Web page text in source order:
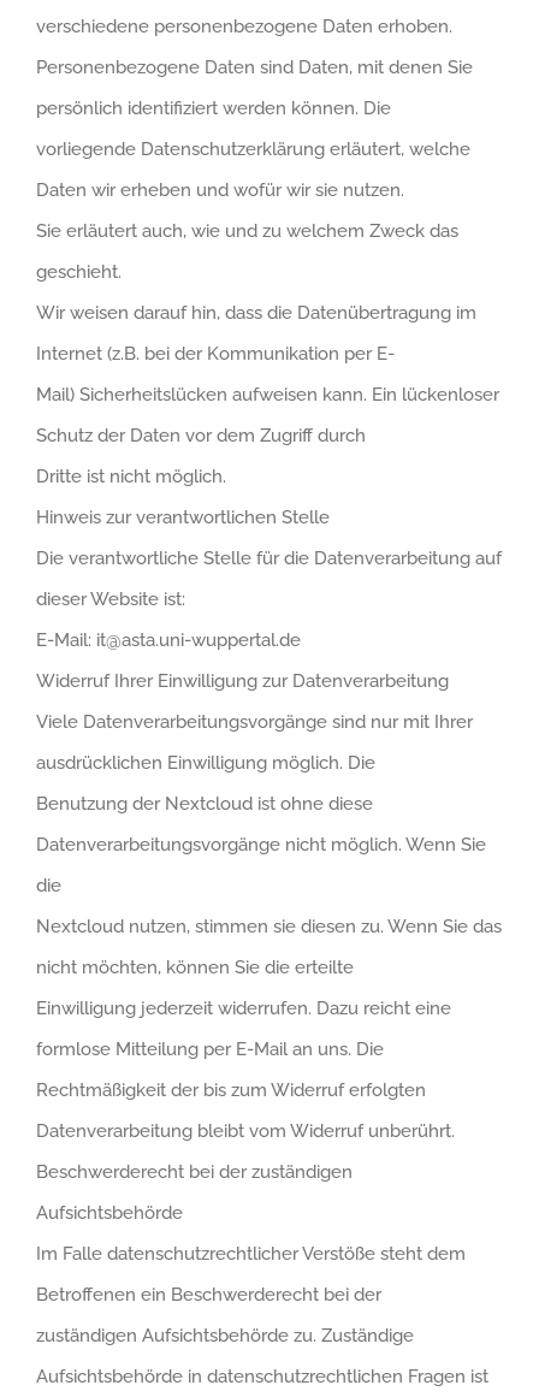
verschiedene personenbezogene Daten erhoben.
Personenbezogene Daten sind Daten, mit denen Sie
persönlich identifiziert werden können. Die
vorliegende Datenschutzerklärung erläutert, welche
Daten wir erheben und wofür wir sie nutzen.
Sie erläutert auch, wie und zu welchem Zweck das
geschieht.
Wir weisen darauf hin, dass die Datenübertragung im
Internet (z.B. bei der Kommunikation per E-
Mail) Sicherheitslücken aufweisen kann. Ein lückenloser
Schutz der Daten vor dem Zugriff durch
Dritte ist nicht möglich.
Hinweis zur verantwortlichen Stelle
Die verantwortliche Stelle für die Datenverarbeitung auf
dieser Website ist:
E-Mail: it@asta.uni-wuppertal.de
Widerruf Ihrer Einwilligung zur Datenverarbeitung
Viele Datenverarbeitungsvorgänge sind nur mit Ihrer
ausdrücklichen Einwilligung möglich. Die
Benutzung der Nextcloud ist ohne diese
Datenverarbeitungsvorgänge nicht möglich. Wenn Sie
die
Nextcloud nutzen, stimmen sie diesen zu. Wenn Sie das
nicht möchten, können Sie die erteilte
Einwilligung jederzeit widerrufen. Dazu reicht eine
formlose Mitteilung per E-Mail an uns. Die
Rechtmäßigkeit der bis zum Widerruf erfolgten
Datenverarbeitung bleibt vom Widerruf unberührt.
Beschwerderecht bei der zuständigen
Aufsichtsbehörde
Im Falle datenschutzrechtlicher Verstöße steht dem
Betroffenen ein Beschwerderecht bei der
zuständigen Aufsichtsbehörde zu. Zuständige
Aufsichtsbehörde in datenschutzrechtlichen Fragen ist